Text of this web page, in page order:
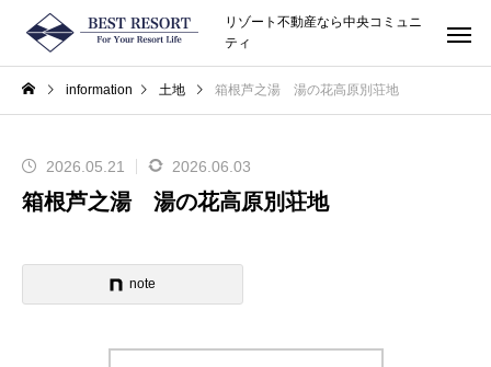
リゾート不動産なら中央コミュニ
ティ
information 土地 箱根芦之湯 湯の花高原別荘地
2026.05.21 2026.06.03
箱根芦之湯 湯の花高原別荘地
note